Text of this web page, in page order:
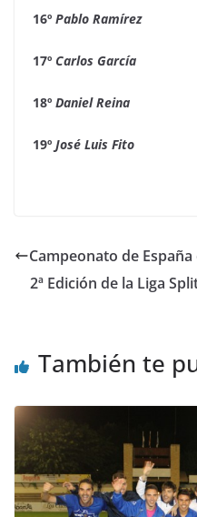
16º Pablo Ramírez
17º Carlos García
18º Daniel Reina
19º José Luis Fito
Campeonato de
2ª Edición de la Liga
También te